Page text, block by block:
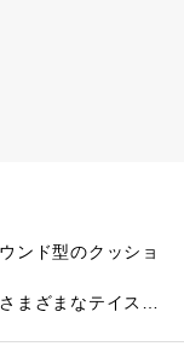
ンド型のクッショ
まざまなテイスト